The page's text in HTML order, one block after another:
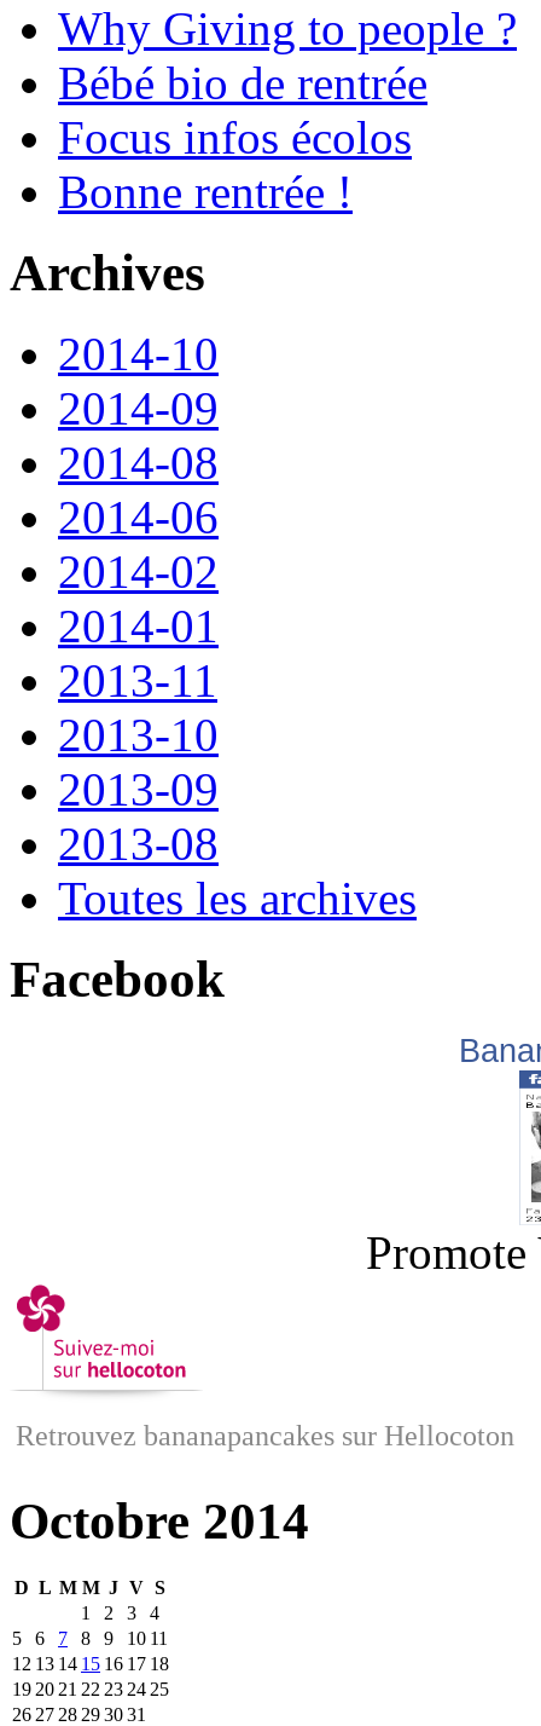
Why Giving to people ?
Bébé bio de rentrée
Focus infos écolos
Bonne rentrée !
Archives
2014-10
2014-09
2014-08
2014-06
2014-02
2014-01
2013-11
2013-10
2013-09
2013-08
Toutes les archives
Facebook
Promote
Retrouvez bananapancakes sur Hellocoton
Octobre 2014
D L M M J V S
1
2 3
4
5
6 7 8 9 10 11
12 13 14 15 16 17 18
19 20 21 22 23 24 25
26 27 28 293031